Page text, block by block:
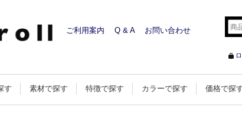
ご利用案内 Q & A お問い合わせ
す 素材で探す 特徴で探す カラーで探す 価格で探